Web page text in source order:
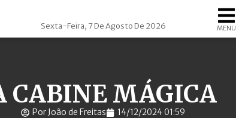
Sexta-Feira, 7 De Agosto De 2026 MENU
CABINE MÁGICA
Por João de Freitas 14/12/2024 01:59